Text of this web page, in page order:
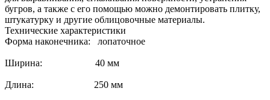
бугров, а также с его помощью можно демонтировать плитку,
штукатурку и другие облицовочные материалы.
Технические характеристики
Форма наконечника: лопаточное
Ширина: 40 мм
Длина: 250 мм